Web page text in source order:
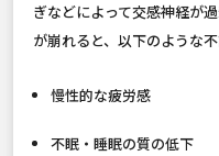
ぎなどによって交感神経が
が崩れると、以下のような
慢性的な疲労感
不眠・睡眠の質の低下